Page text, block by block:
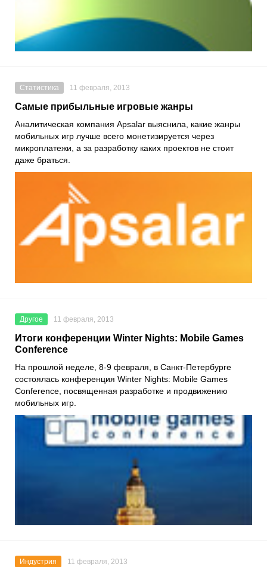
Статистика 11 февраля, 2013
Самые прибыльные игровые жанры
Аналитическая компания Apsalar выяснила, какие жанры
мобильных игр лучше всего монетизируется через
микроплатежи, а за разработку каких проектов не стоит
даже браться.
Другое 11 февраля, 2013
Итоги конференции Winter Nights: Mobile Games
Conference
На прошлой неделе, 8-9 февраля, в Санкт-Петербурге
состоялась конференция Winter Nights: Mobile Games
Conference, посвященная разработке и продвижению
мобильных игр.
Индустрия 11 февраля, 2013